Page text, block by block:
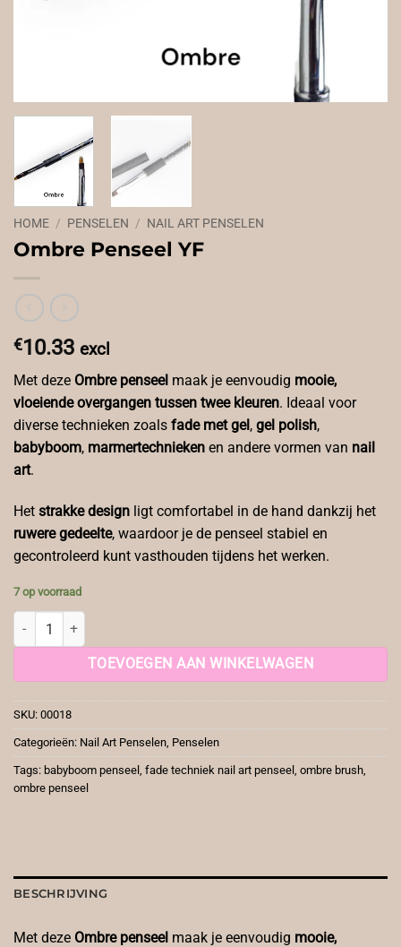
HOME / PENSELEN / NAIL ART PENSELEN
Ombre Penseel YF
€10.33 excl
Met deze Ombre penseel maak je eenvoudig mooie,
vloeiende overgangen tussen twee kleuren. Ideaal voor
diverse technieken zoals fade met gel, gel polish,
babyboom, marmertechnieken en andere vormen van nail
art.
Het strakke design ligt comfortabel in de hand dankzij het
ruwere gedeelte, waardoor je de penseel stabiel en
gecontroleerd kunt vasthouden tijdens het werken.
7 op voorraad
Ombre Penseel YF aantal
TOEVOEGEN AAN WINKELWAGEN
SKU: 00018
Categorieën: Nail Art Penselen, Penselen
Tags: babyboom penseel , fade techniek nail art penseel , ombre brush,
ombre penseel
BESCHRIJVING
Met deze Ombre penseel maak je eenvoudig mooie,